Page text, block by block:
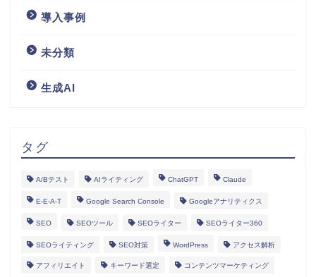
導入事例
未分類
生成AI
タグ
A/Bテスト AIライティング ChatGPT Claude
E-E-A-T Google Search Console Googleアナリティクス
SEO SEOツール SEOライター SEOライター360
SEOライティング SEO対策 WordPress アクセス解析
アフィリエイト キーワード選定 コンテンツマーケティング